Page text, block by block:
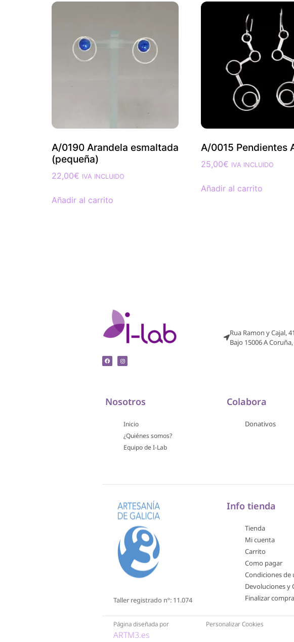
A/0190 Arandela esmaltada
(pequeña)
22,00€ IVA INCLUIDO
Añadir al carrito
A/0015 Pendientes
25,00€ IVA INCLUIDO
Añadir al carrito
Rua Ramon y Cajal,
Bajo 15006 A
Nosotros
Inicio
¿Quiénes somos?
Equipo de I-Lab
Colabora
Donativos
Taller registrado nº: 11.074
Info tienda
Tienda
Mi cuenta
Carrito
Como pagar
Condiciones de
Devoluciones y
Finalizar compra
Página diseñada por
ARTM3.es
Personalizar Cookies